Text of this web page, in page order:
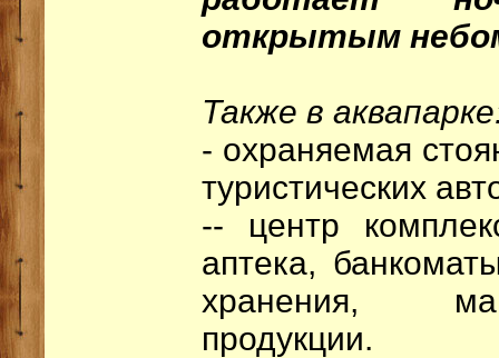
открытым
Также в
- охраняемая
туристических
-- центр
аптека,
хранения,
продукции.